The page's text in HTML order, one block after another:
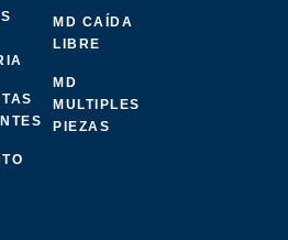
MD CAÍDA
LIBRE
MD
MULTIPLES
PIEZAS